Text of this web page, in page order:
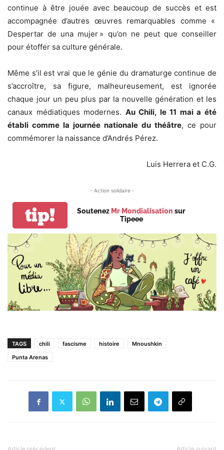
continue à être jouée avec beaucoup de succès et est
accompagnée d’autres œuvres remarquables comme «
Despertar de una mujer » qu’on ne peut que conseiller
pour étoffer sa culture générale.
Même s’il est vrai que le génie du dramaturge continue de
s’accroître, sa figure, malheureusement, est ignorée
chaque jour un peu plus par la nouvelle génération et les
canaux médiatiques modernes. Au Chili, le 11 mai a été
établi comme la journée nationale du théâtre, ce pour
commémorer la naissance d’Andrés Pérez.
Luis Herrera et C.G.
- Action solidaire -
tip! Soutenez Mr Mondialisation sur
Tipeee
TAGS chili fascisme histoire
Mnoushkin
Punta Arenas